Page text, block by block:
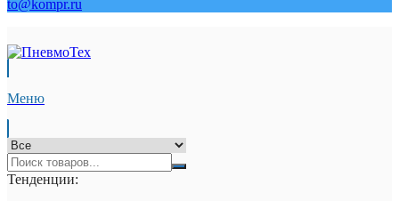
to@kompr.ru
Меню
Тенденции: